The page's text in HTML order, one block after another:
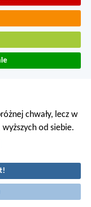
chwały, lecz w
od siebie.